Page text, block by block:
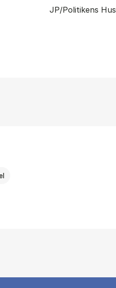
JP/Politikens Hus